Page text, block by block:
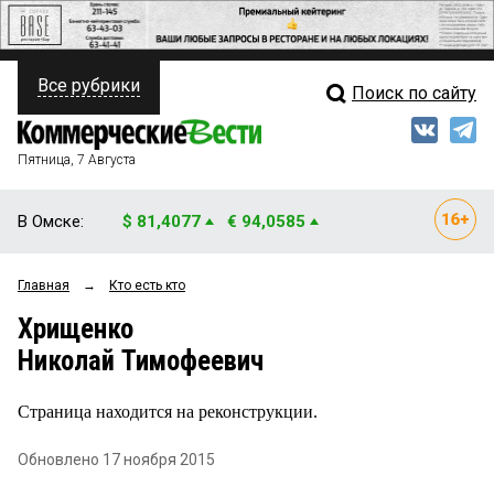
ПОЛИТИКА
ФИНАНСЫ
ОБЩЕСТВО
ЗАКОН
Свежий выпуск
Все рубрики Поиск по сайту
Пятница, 7 Августа
В Омске: $ 81,4077 € 94,0585
Главная → Кто есть кто
Хрищенко
Николай Тимофеевич
Страница находится на реконструкции.
Обновлено 17 ноября 2015